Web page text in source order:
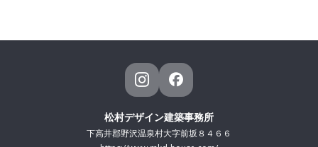
松村デザイン建築事務所
下高井郡野沢温泉村大字前坂８４６６